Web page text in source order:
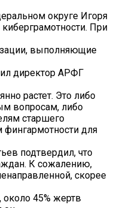
округе Игоря
При
выполняющие
директор АРФГ
растет. Это либо
вопросам, либо
старшего
для
подтвердил, что
К сожалению,
скорее
45% жертв